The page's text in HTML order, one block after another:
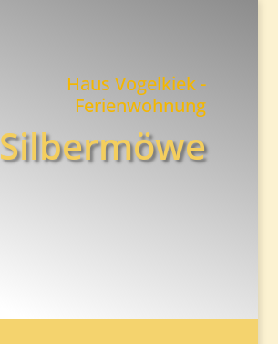
Haus Vogelkiek -
Ferienwohnung
Silbermöwe